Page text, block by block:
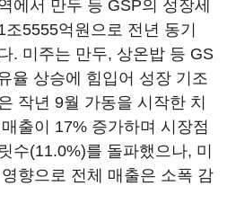
에서 만두 등 GSP의 성장세
5555억원으로 전년 동기
. 미주는 만두, 상온밥 등 GS
율 상승에 힘입어 성장 기조
작년 9월 가동을 시작한 치
출이 17% 증가하며 시장점
수(11.0%)를 돌파했으나, 미
향으로 전체 매출은 소폭 감